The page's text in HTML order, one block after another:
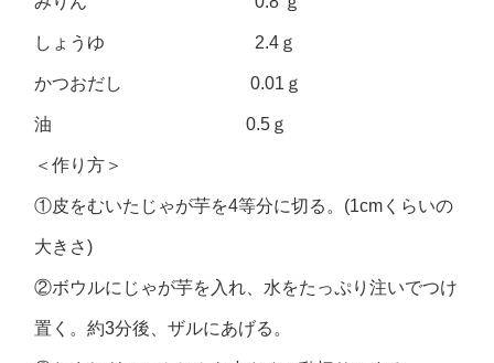
しょうゆ 2.4ｇ
かつおだし 0.01ｇ
油 0.5ｇ
＜作り方＞
①皮をむいたじゃが芋を4等分に切る。(1cmくらいの
大きさ)
②ボウルにじゃが芋を入れ、水をたっぷり注いでつけ
置く。約3分後、ザルにあげる。